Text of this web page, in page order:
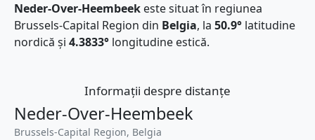
Neder-Over-Heembeek este situat în regiunea
Brussels-Capital Region din Belgia, la 50.9° latitudine
nordică și 4.3833° longitudine estică.
Informații despre distanțe
Neder-Over-Heembeek
Brussels-Capital Region, Belgia